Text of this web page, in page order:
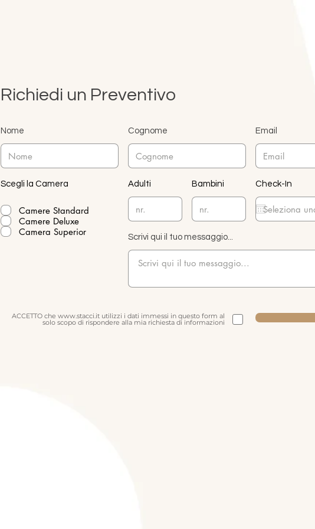
Richiedi un Preventivo
Nome
Scegli la Camera
Camere Standard
Camere Deluxe
Camera Superior
Cognome Email
Adulti Bambini Check-In
Scrivi qui il tuo messaggio...
ACCETTO che www.stacci.it utilizzi i dati immessi in questo form al
solo scopo di rispondere alla mia richiesta di informazioni